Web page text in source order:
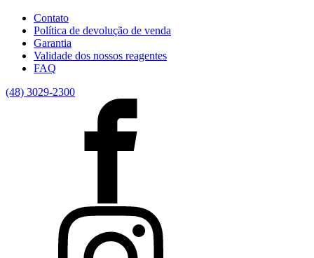
Contato
Política de devolução de venda
Garantia
Validade dos nossos reagentes
FAQ
(48) 3029-2300